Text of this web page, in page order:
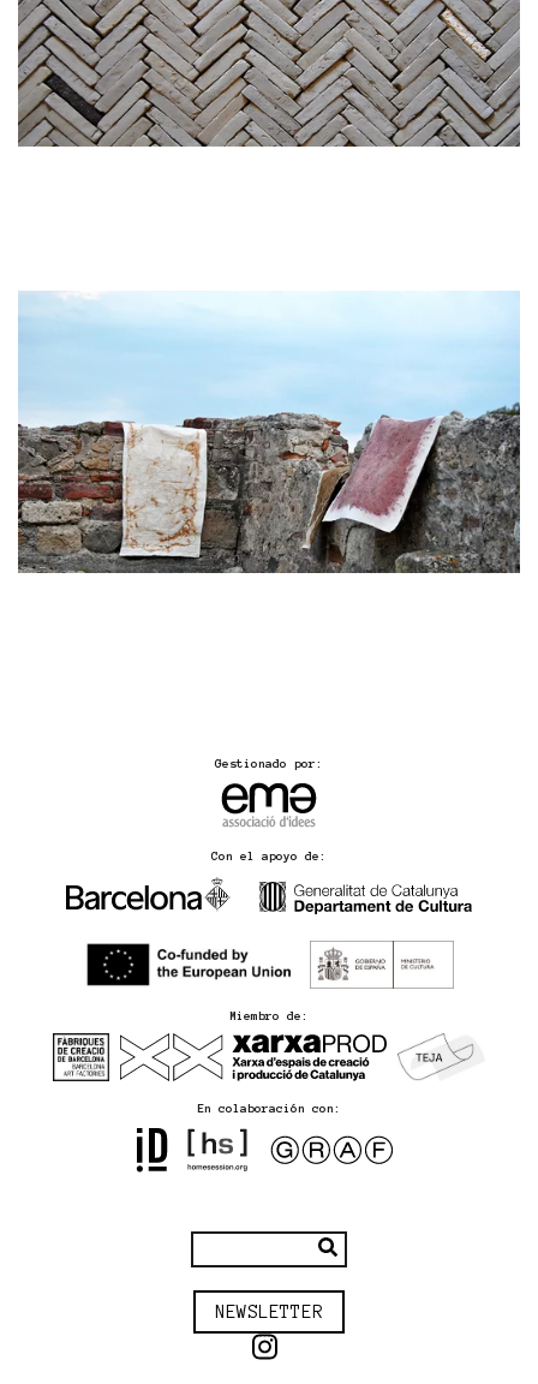
Gestionado por:
Con el apoyo de:
Miembro de:
En colaboración con:
NEWSLETTER